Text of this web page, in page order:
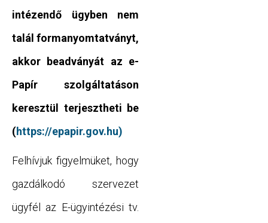
intézendő ügyben nem
talál formanyomtatványt,
akkor beadványát az e-
Papír szolgáltatáson
keresztül terjesztheti be
(https://epapir.gov.hu)
Felhívjuk figyelmüket, hogy
gazdálkodó szervezet
ügyfél az E-ügyintézési tv.